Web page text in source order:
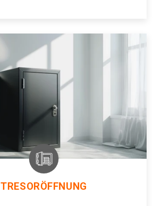
TRESORÖFFNUNG